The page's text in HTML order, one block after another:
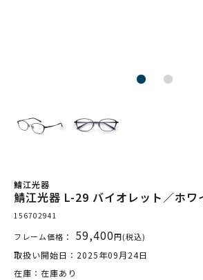
鯖江光器
鯖江光器 L-29 バイオレット／ホワ
156702941
フレーム価格： 59,400円(税込)
取扱い開始日：2025年09月24日
在庫：在庫あり